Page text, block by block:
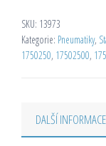
SKU: 13973
Kategorie: Pneumatiky,
1750250, 17502500,
DALŠÍ INFORMACE